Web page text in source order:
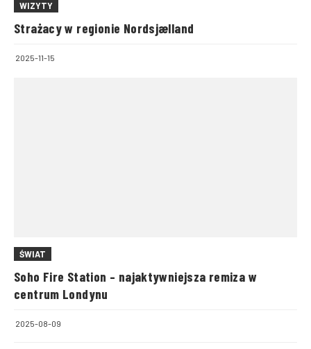
WIZYTY
Strażacy w regionie Nordsjælland
2025-11-15
ŚWIAT
Soho Fire Station – najaktywniejsza remiza w
centrum Londynu
2025-08-09